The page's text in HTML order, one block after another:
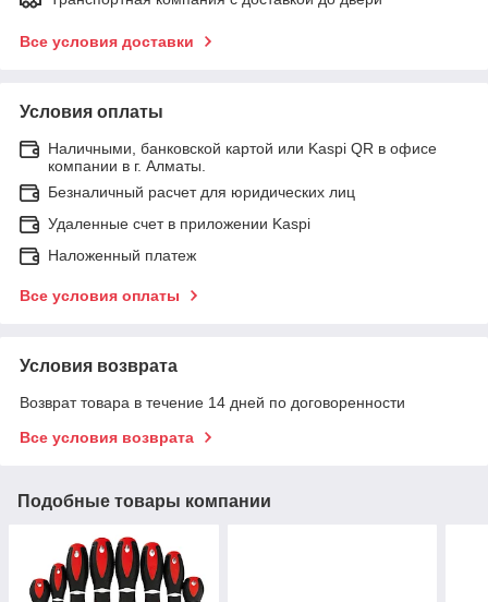
Все условия доставки
Условия оплаты
Наличными, банковской картой или Kaspi QR в офисе
компании в г. Алматы.
Безналичный расчет для юридических лиц
Удаленные счет в приложении Kaspi
Наложенный платеж
Все условия оплаты
Условия возврата
Возврат товара в течение 14 дней по договоренности
Все условия возврата
Подобные товары компании